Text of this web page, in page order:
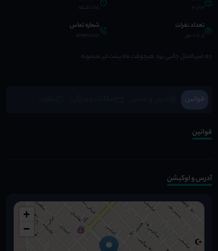
10 از 10 75 دقیقه
تعداد نفرات
5 تا 8 نفر
شماره تماس
02191301612
چه ضربالمثل جالبی بود هیچوقت ماه پشت ابر نمیمونه
قوانین
قوانین
آدرس و لوکیشن
+
−